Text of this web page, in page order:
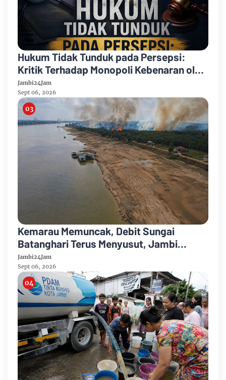
Hukum Tidak Tunduk pada Persepsi:
Kritik Terhadap Monopoli Kebenaran oleh
Media dan Aktivis
Jambi24Jam
Sept 06, 2026
Kemarau Memuncak, Debit Sungai
Batanghari Terus Menyusut, Jambi
Hadapi Ancaman Krisis Air Bersih dan
Karhutla
Jambi24Jam
Sept 06, 2026